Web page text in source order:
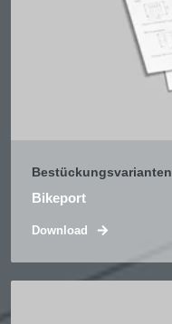
Bestückungsvarianten
Bikeport
Download